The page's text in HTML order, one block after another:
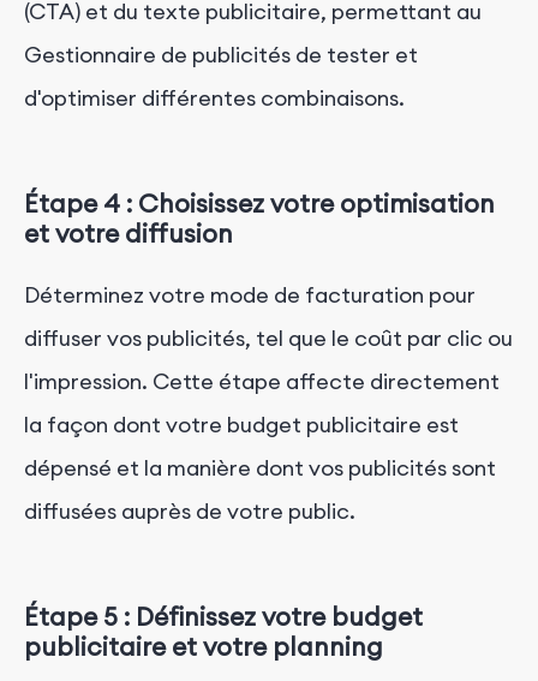
(CTA) et du texte publicitaire, permettant au
Gestionnaire de publicités de tester et
d'optimiser différentes combinaisons.
Étape 4 : Choisissez votre optimisation
et votre diffusion
Déterminez votre mode de facturation pour
diffuser vos publicités, tel que le coût par clic ou
l'impression. Cette étape affecte directement
la façon dont votre budget publicitaire est
dépensé et la manière dont vos publicités sont
diffusées auprès de votre public.
Étape 5 : Définissez votre budget
publicitaire et votre planning